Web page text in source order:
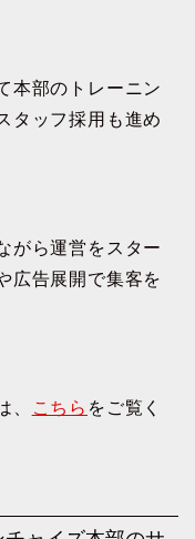
本部のトレーニン
タッフ採用も進め
がら運営をスター
広告展開で集客を
、 こちら をご覧く